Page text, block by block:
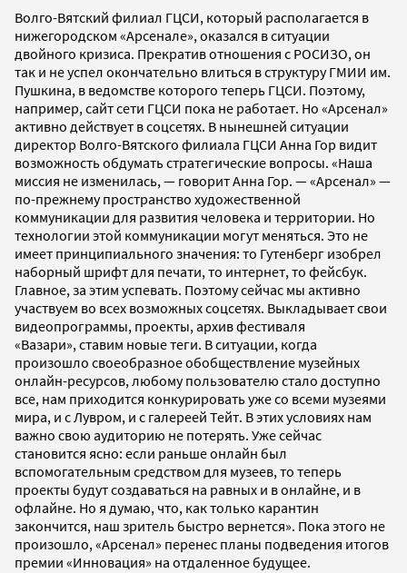
Волго-Вятский филиал ГЦСИ, который располагается в
нижегородском «Арсенале», оказался в ситуации
двойного кризиса. Прекратив отношения с РОСИЗО, он
так и не успел окончательно влиться в структуру ГМИИ им.
Пушкина, в ведомстве которого теперь ГЦСИ. Поэтому,
например, сайт cети ГЦСИ пока не работает. Но «Арсенал»
активно действует в соцсетях. В нынешней ситуации
директор Волго-Вятского филиала ГЦСИ Анна Гор видит
возможность обдумать стратегические вопросы. «Наша
миссия не изменилась, — говорит Анна Гор. — «Арсенал» —
по-прежнему пространство художественной
коммуникации для развития человека и территории. Но
технологии этой коммуникации могут меняться. Это не
имеет принципиального значения: то Гутенберг изобрел
наборный шрифт для печати, то интернет, то фейсбук.
Главное, за этим успевать. Поэтому сейчас мы активно
участвуем во всех возможных соцсетях. Выкладывает свои
видеопрограммы, проекты, архив фестиваля
«Вазари», ставим новые теги. В ситуации, когда
произошло своеобразное обобществление музейных
онлайн-ресурсов, любому пользователю стало доступно
все, нам приходится конкурировать уже со всеми музеями
мира, и с Лувром, и с галереей Тейт. В этих условиях нам
важно свою аудиторию не потерять. Уже сейчас
становится ясно: если раньше онлайн был
вспомогательным средством для музеев, то теперь
проекты будут создаваться на равных и в онлайне, и в
офлайне. Но я думаю, что, как только карантин
закончится, наш зритель быстро вернется». Пока этого не
произошло, «Арсенал» перенес планы подведения итогов
премии «Инновация» на отдаленное будущее.